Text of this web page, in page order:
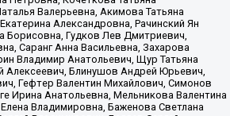
Валерьевна, Акимова Татьяна
Александровна, Рачинский Ян
Борисовна, Гудков Лев Дмитриевич,
Саранг Анна Васильевна, Захарова
Владимир Анатольевич, Щур Татьяна
Блинушов Андрей Юрьевич,
Гефтер Валентин Михайлович, Симонов
Ирина Анатольевна, Мельникова Валентина
Владимировна, Баженова Светлана